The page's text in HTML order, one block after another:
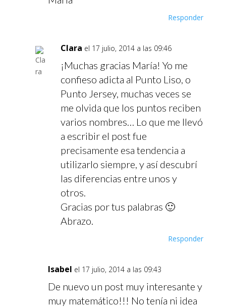
Responder
Clara el 17 julio, 2014 a las 09:46
¡Muchas gracias María! Yo me
confieso adicta al Punto Liso, o
Punto Jersey, muchas veces se
me olvida que los puntos reciben
varios nombres… Lo que me llevó
a escribir el post fue
precisamente esa tendencia a
utilizarlo siempre, y así descubrí
las diferencias entre unos y
otros.
Gracias por tus palabras 🙂
Abrazo.
Responder
Isabel el 17 julio, 2014 a las 09:43
De nuevo un post muy interesante y
muy matemático!!! No tenía ni idea